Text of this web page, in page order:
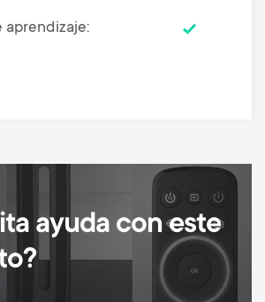
aprendizaje
ayuda con este